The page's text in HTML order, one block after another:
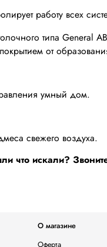
работу всех
от
умный дом.
свежего воздуха.
что искали?
О магазине
Оферта